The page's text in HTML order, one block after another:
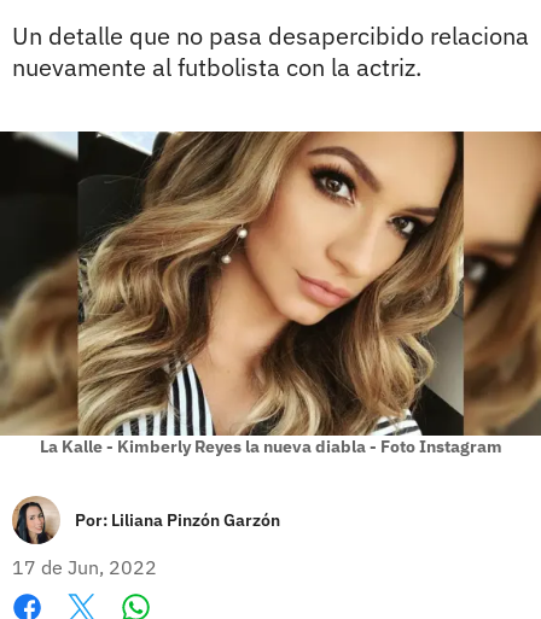
Un detalle que no pasa desapercibido relaciona
nuevamente al futbolista con la actriz.
La Kalle - Kimberly Reyes la nueva diabla - Foto Instagram
Por: Liliana Pinzón Garzón
17 de Jun, 2022